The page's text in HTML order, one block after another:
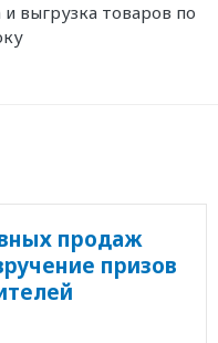
выгрузка товаров по
продаж
призов